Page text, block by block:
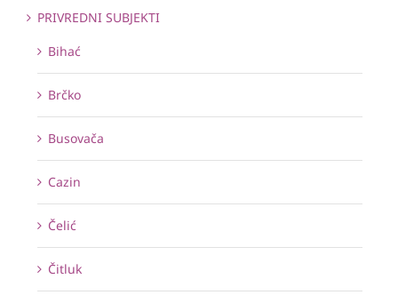
PRIVREDNI SUBJEKTI
Bihać
Brčko
Busovača
Cazin
Čelić
Čitluk